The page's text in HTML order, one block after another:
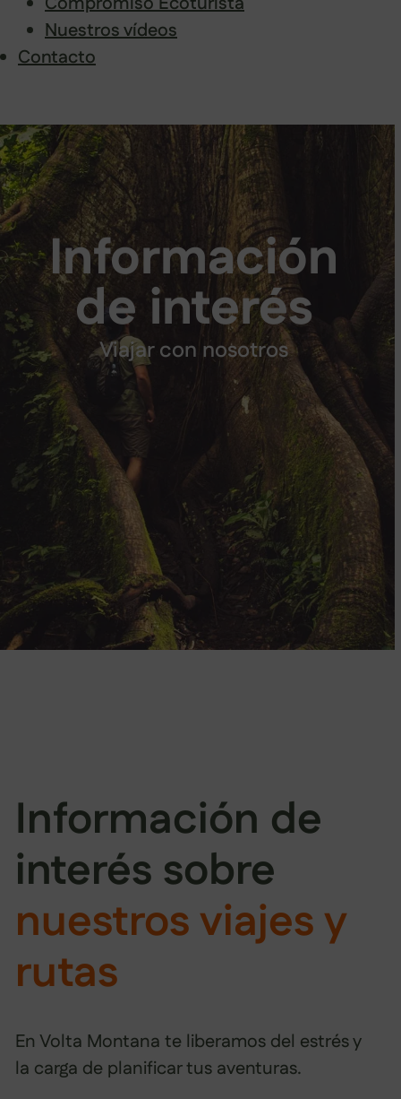
Nuestros vídeos
Contacto
al
contenido
Información
de interés
Viajar con nosotros
Información de
interés sobre
nuestros viajes y
rutas
En Volta Montana te liberamos del estrés y
la carga de planificar tus aventuras.